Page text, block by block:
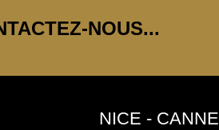
NOUS...
NICE -